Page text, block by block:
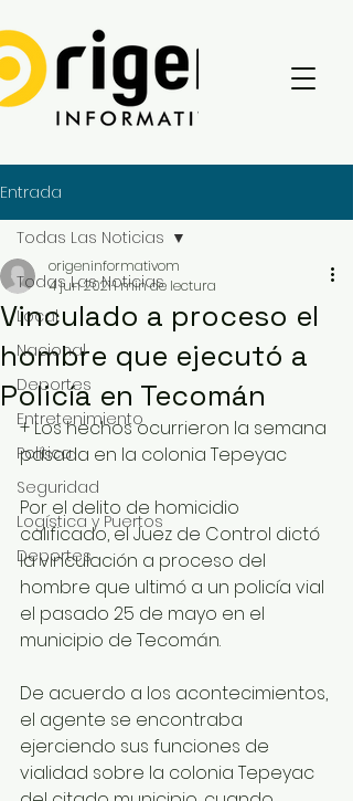
Entrada
Todas Las Noticias
Local
Nacional
Deportes
Entretenimiento
Política
Seguridad
Logística y Puertos
Deportes
Todas Las Noticias
Vinculado a proceso el
hombre que ejecutó a
Policía en Tecomán
origeninformativom
4 jun 20211 min de lectura
+ Los hechos ocurrieron la semana
pasada en la colonia Tepeyac
Por el delito de homicidio
calificado, el Juez de Control dictó
la vinculación a proceso del
hombre que ultimó a un policía vial
el pasado 25 de mayo en el
municipio de Tecomán.
De acuerdo a los acontecimientos,
el agente se encontraba
ejerciendo sus funciones de
vialidad sobre la colonia Tepeyac